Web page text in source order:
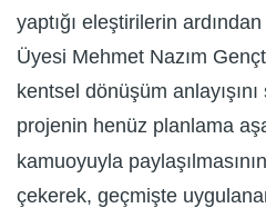
yaptığı eleştirilerin
Üyesi Mehmet Nazım
kentsel dönüşüm
projenin henüz planlama
kamuoyuyla
çekerek, geçmişte